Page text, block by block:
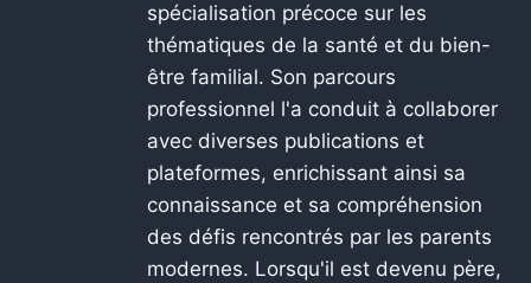
spécialisation précoce sur les
thématiques de la santé et du bien-
être familial. Son parcours
professionnel l'a conduit à collaborer
avec diverses publications et
plateformes, enrichissant ainsi sa
connaissance et sa compréhension
des défis rencontrés par les parents
modernes. Lorsqu'il est devenu père,